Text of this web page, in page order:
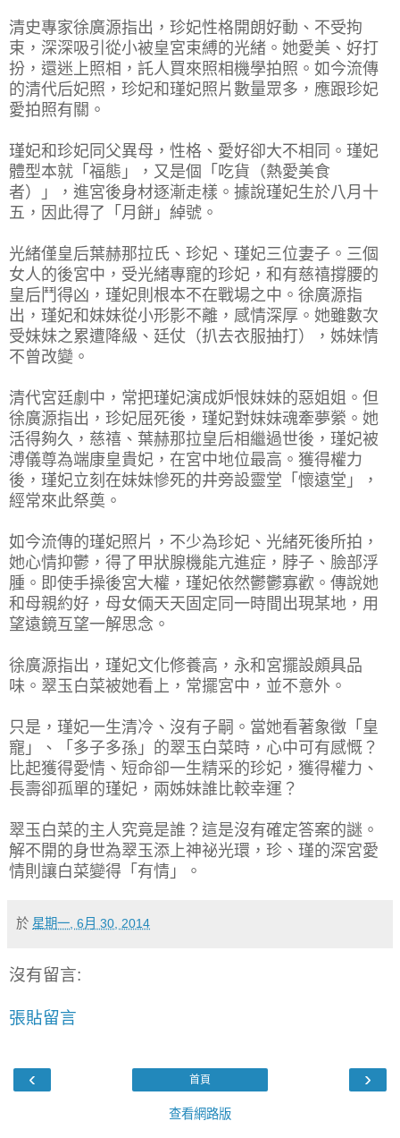
清史專家徐廣源指出，珍妃性格開朗好動、不受拘
束，深深吸引從小被皇宮束縛的光緒。她愛美、好打
扮，還迷上照相，託人買來照相機學拍照。如今流傳
的清代后妃照，珍妃和瑾妃照片數量眾多，應跟珍妃
愛拍照有關。
瑾妃和珍妃同父異母，性格、愛好卻大不相同。瑾妃
體型本就「福態」，又是個「吃貨（熱愛美食
者）」，進宮後身材逐漸走樣。據說瑾妃生於八月十
五，因此得了「月餅」綽號。
光緒僅皇后葉赫那拉氏、珍妃、瑾妃三位妻子。三個
女人的後宮中，受光緒專寵的珍妃，和有慈禧撐腰的
皇后鬥得凶，瑾妃則根本不在戰場之中。徐廣源指
出，瑾妃和妹妹從小形影不離，感情深厚。她雖數次
受妹妹之累遭降級、廷仗（扒去衣服抽打），姊妹情
不曾改變。
清代宮廷劇中，常把瑾妃演成妒恨妹妹的惡姐姐。但
徐廣源指出，珍妃屈死後，瑾妃對妹妹魂牽夢縈。她
活得夠久，慈禧、葉赫那拉皇后相繼過世後，瑾妃被
溥儀尊為端康皇貴妃，在宮中地位最高。獲得權力
後，瑾妃立刻在妹妹慘死的井旁設靈堂「懷遠堂」，
經常來此祭奠。
如今流傳的瑾妃照片，不少為珍妃、光緒死後所拍，
她心情抑鬱，得了甲狀腺機能亢進症，脖子、臉部浮
腫。即使手操後宮大權，瑾妃依然鬱鬱寡歡。傳說她
和母親約好，母女倆天天固定同一時間出現某地，用
望遠鏡互望一解思念。
徐廣源指出，瑾妃文化修養高，永和宮擺設頗具品
味。翠玉白菜被她看上，常擺宮中，並不意外。
只是，瑾妃一生清冷、沒有子嗣。當她看著象徵「皇
寵」、「多子多孫」的翠玉白菜時，心中可有感慨？
比起獲得愛情、短命卻一生精采的珍妃，獲得權力、
長壽卻孤單的瑾妃，兩姊妹誰比較幸運？
翠玉白菜的主人究竟是誰？這是沒有確定答案的謎。
解不開的身世為翠玉添上神祕光環，珍、瑾的深宮愛
情則讓白菜變得「有情」。
於 星期一, 6月 30, 2014
沒有留言:
張貼留言
‹ ›
首頁
查看網路版